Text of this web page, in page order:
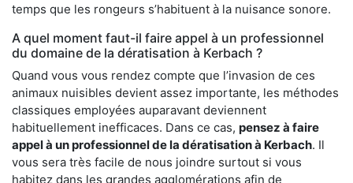
temps que les rongeurs s’habituent à la nuisance sonore.
A quel moment faut-il faire appel à un professionnel
du domaine de la dératisation à Kerbach ?
Quand vous vous rendez compte que l’invasion de ces
animaux nuisibles devient assez importante, les méthodes
classiques employées auparavant deviennent
habituellement inefficaces. Dans ce cas, pensez à faire
appel à un professionnel de la dératisation à Kerbach. Il
vous sera très facile de nous joindre surtout si vous
habitez dans les grandes agglomérations afin de